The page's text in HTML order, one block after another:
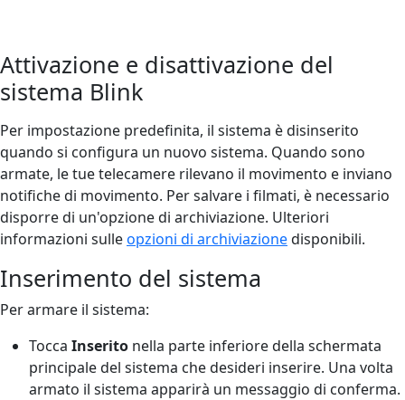
Attivazione e disattivazione del
sistema Blink
Per impostazione predefinita, il sistema è disinserito
quando si configura un nuovo sistema. Quando sono
armate, le tue telecamere rilevano il movimento e inviano
notifiche di movimento. Per salvare i filmati, è necessario
disporre di un'opzione di archiviazione. Ulteriori
informazioni sulleopzioni di archiviazionedisponibili.
Inserimento del sistema
Per armare il sistema:
Tocca Inserito nella parte inferiore della schermata
principale del sistema che desideri inserire. Una volta
armato il sistema apparirà un messaggio di conferma.